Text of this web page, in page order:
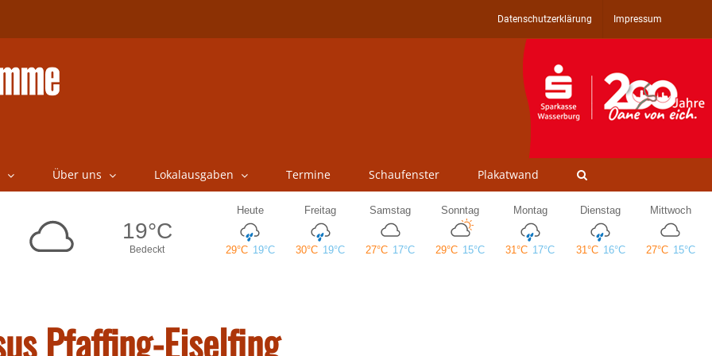
Datenschutzerklärung Impressum
Über uns Lokalausgaben Termine Schaufenster Plakatwand
Pfaffing-Eiselfing